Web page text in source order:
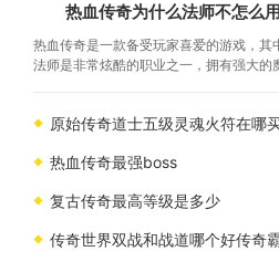
热血传奇为什么法师不怎么
热血传奇是一款备受玩家喜爱的游戏，其
法师是非常炫酷的职业之一，拥有强大的
原始传奇道士五级灵魂火符在哪
热血传奇最强boss
复古传奇最高等级是多少
传奇世界双战和战道哪个好传奇